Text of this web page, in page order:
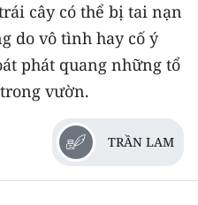
cây có thể bị tai nạn
do vô tình hay cố ý
phát quang những tổ
vườn.
TRẦN LAM